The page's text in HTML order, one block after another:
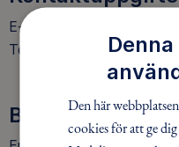
E-post:
Telefonnummer:
Besöksadress
Den här
cookies för att ge